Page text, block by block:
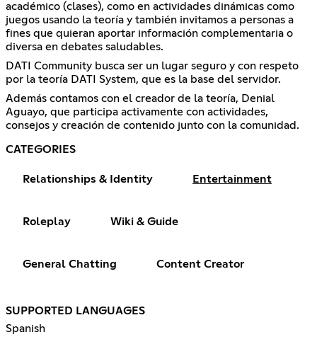
académico (clases), como en actividades dinámicas como
juegos usando la teoría y también invitamos a personas a
fines que quieran aportar información complementaria o
diversa en debates saludables.
DATI Community busca ser un lugar seguro y con respeto
por la teoría DATI System, que es la base del servidor.
Además contamos con el creador de la teoría, Denial
Aguayo, que participa activamente con actividades,
consejos y creación de contenido junto con la comunidad.
CATEGORIES
Relationships & Identity Entertainment
Roleplay Wiki & Guide
General Chatting Content Creator
SUPPORTED LANGUAGES
Spanish